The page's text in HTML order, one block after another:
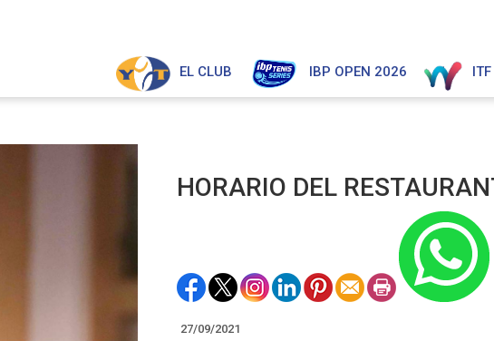
EL CLUB IBP OPEN 2026
HORARIO DEL
27/09/2021